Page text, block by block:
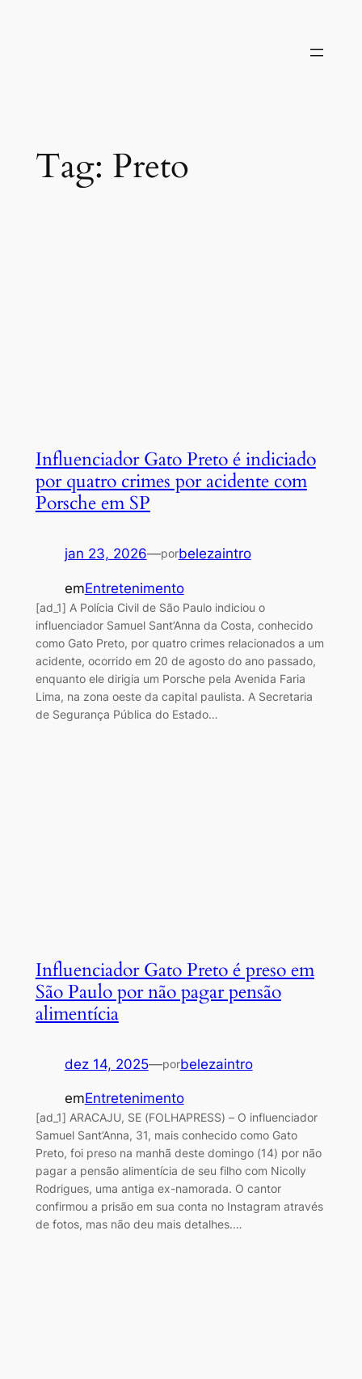
Tag: Preto
Influenciador Gato Preto é indiciado
por quatro crimes por acidente com
Porsche em SP
jan 23, 2026—porbelezaintro
emEntretenimento
[ad_1] A Polícia Civil de São Paulo indiciou o
influenciador Samuel Sant’Anna da Costa, conhecido
como Gato Preto, por quatro crimes relacionados a um
acidente, ocorrido em 20 de agosto do ano passado,
enquanto ele dirigia um Porsche pela Avenida Faria
Lima, na zona oeste da capital paulista. A Secretaria
de Segurança Pública do Estado…
Influenciador Gato Preto é preso em
São Paulo por não pagar pensão
alimentícia
dez 14, 2025—porbelezaintro
emEntretenimento
[ad_1] ARACAJU, SE (FOLHAPRESS) – O influenciador
Samuel Sant’Anna, 31, mais conhecido como Gato
Preto, foi preso na manhã deste domingo (14) por não
pagar a pensão alimentícia de seu filho com Nicolly
Rodrigues, uma antiga ex-namorada. O cantor
confirmou a prisão em sua conta no Instagram através
de fotos, mas não deu mais detalhes.…